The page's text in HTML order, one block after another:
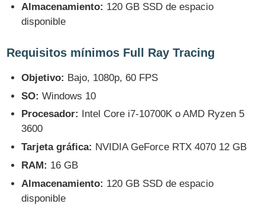
Almacenamiento: 120 GB SSD de espacio
disponible
Requisitos mínimos Full Ray Tracing
Objetivo: Bajo, 1080p, 60 FPS
SO: Windows 10
Procesador:
Intel Core i7-10700K o AMD Ryzen 5
3600
Tarjeta gráfica: NVIDIA GeForce RTX 4070 12 GB
RAM: 16 GB
Almacenamiento: 120 GB SSD de espacio
disponible